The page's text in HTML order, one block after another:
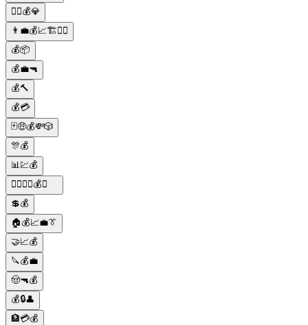
🦹‍♀️💰💎
👨‍💼💰📈🏗👷‍♀️
💰📦
💰💼🔫
💰🔨
💰💳
🃏🤑💰💸🎲
🎊💰
📊💹💰
🕵️‍♂️🔫🚗💰👑
💲💰
🏠💰📈💼👔
🤝📈💰
🔪💰💼
🤠🔫💰
💰🔒👤
🏦💳💰